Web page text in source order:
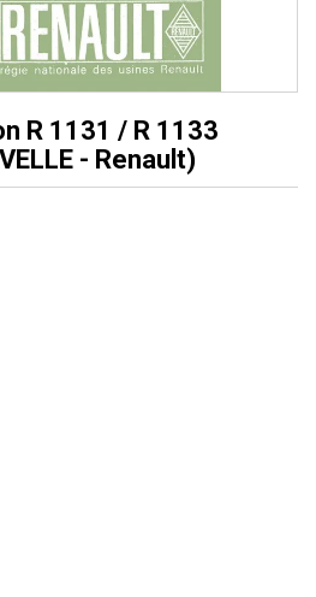
R 1131 / R 1133
- Renault)